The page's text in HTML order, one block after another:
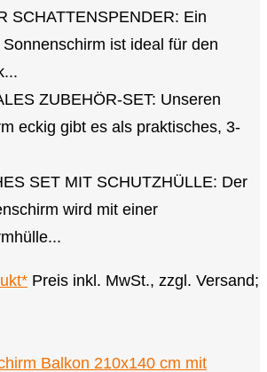
SCHATTENSPENDER: Ein
ist ideal für den
ZUBEHÖR-SET: Unseren
eckig gibt es als praktisches, 3-
SET MIT SCHUTZHÜLLE: Der
wird mit einer
Preis inkl. MwSt., zzgl. Versand;